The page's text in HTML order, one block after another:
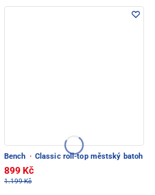
Bench · Classic roll-top městský batoh
899 Kč
1.199 Kč